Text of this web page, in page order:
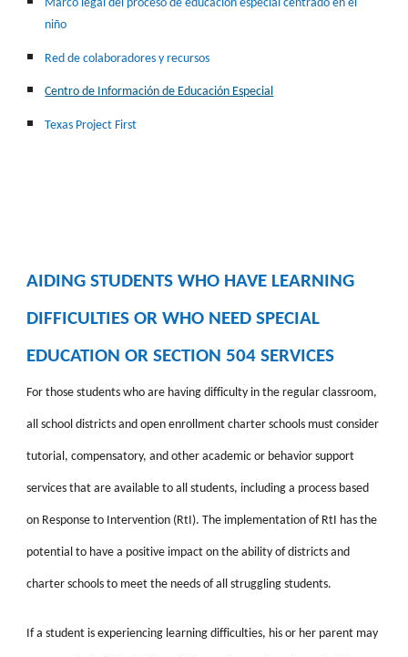
Marco legal del proceso de educación especial centrado en el
niño
Red de colaboradores y recursos
Centro de Información de Educación Especial
Texas Project First
AIDING STUDENTS WHO HAVE LEARNING
DIFFICULTIES OR WHO NEED SPECIAL
EDUCATION OR SECTION 504 SERVICES
For those students who are having difficulty in the regular classroom,
all school districts and open enrollment charter schools must consider
tutorial, compensatory, and other academic or behavior support
services that are available to all students, including a process based
on Response to Intervention (RtI). The implementation of RtI has the
potential to have a positive impact on the ability of districts and
charter schools to meet the needs of all struggling students.
If a student is experiencing learning difficulties, his or her parent may